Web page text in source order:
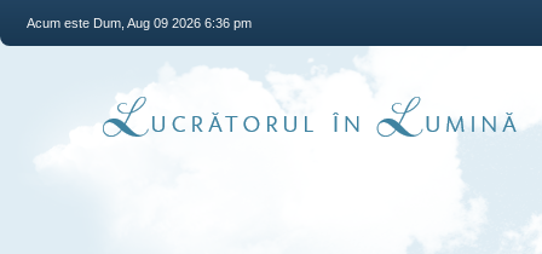
Acum este Dum, Aug 09 2026 6:36 pm